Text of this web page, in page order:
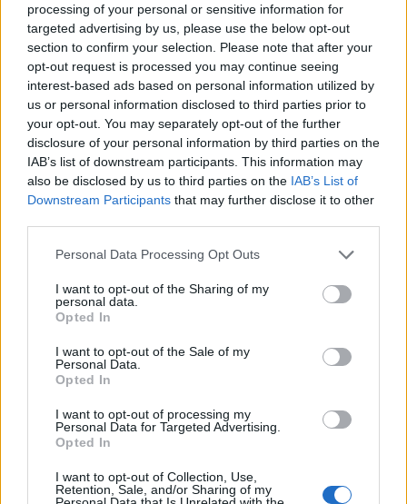
processing of your personal or sensitive information for
targeted advertising by us, please use the below opt-out
section to confirm your selection. Please note that after your
opt-out request is processed you may continue seeing
interest-based ads based on personal information utilized by
us or personal information disclosed to third parties prior to
your opt-out. You may separately opt-out of the further
disclosure of your personal information by third parties on the
IAB’s list of downstream participants. This information may
also be disclosed by us to third parties on the IAB’s List of
Downstream Participants that may further disclose it to other
Please note that this website/app uses one or more Google
not limited to your visit or usage behaviour. You may click to
grant or deny consent to Google and its third-party tags to
use your data for below specified purposes in below Google
consent section.
Personal Data Processing Opt Outs
I want to opt-out of the Sharing of my
personal data.
Opted In
I want to opt-out of the Sale of my
Personal Data.
Opted In
I want to opt-out of processing my
Personal Data for Targeted Advertising.
Opted In
I want to opt-out of Collection, Use,
Retention, Sale, and/or Sharing of my
Η επιτυχία του εγχειρήματος βασίστηκε στην
εξάλειψη του «
πρακτικής του να βρίσκεται κανείς στο γραφείο